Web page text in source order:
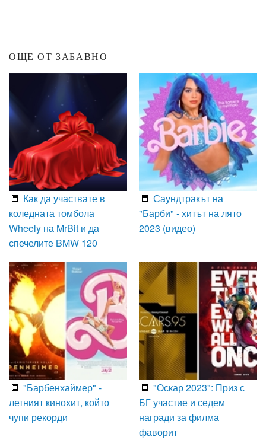
ОЩЕ ОТ ЗАБАВНО
Как да участвате в
коледната томбола
Wheely на MrBit и да
спечелите BMW 120
Саундтракът на
"Барби" - хитът на лято
2023 (видео)
"Барбенхаймер" -
летният кинохит, който
чупи рекорди
"Оскар 2023": Приз с
БГ участие и седем
награди за филма
фаворит